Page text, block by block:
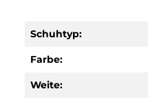
Schuhtyp:
Farbe:
Weite: